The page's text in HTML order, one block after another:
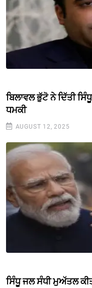
ਬਿਲਾਵਲ ਭੁੱਟੋ ਨੇ ਦਿੱਤੀ
ਧਮਕੀ
AUGUST 12, 2025
ਸਿੰਧੂ ਜਲ ਸੰਧੀ ਮੁਅੱਤਲ